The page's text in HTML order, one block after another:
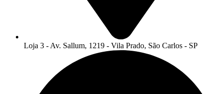
Loja 3 - Av. Sallum, 1219 - Vila Prado, São Carlos - SP